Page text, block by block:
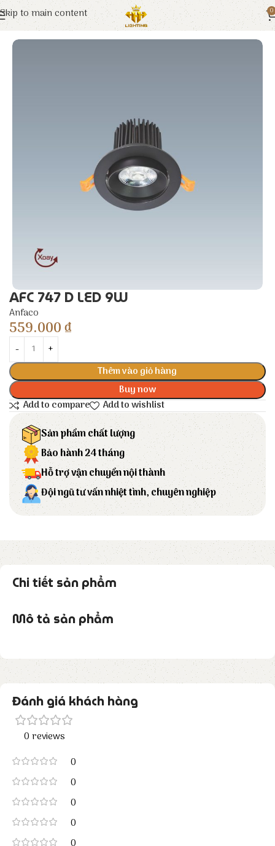
Skip to main content 0
Trang chủ Anfaco Đèn LED Dowlight âm trần cao cấp
AFC 747 D LED 9W
Anfaco
559.000₫
Thêm vào giỏ hàng
Buy now
Add to compare
Add to wishlist
Sản phẩm chất lượng
Bảo hành 24 tháng
Hỗ trợ vận chuyển nội thành
Đội ngũ tư vấn nhiệt tình, chuyên nghiệp
Chi tiết sản phẩm
Mô tả sản phẩm
Đánh giá khách hàng
0 reviews
0
0
0
0